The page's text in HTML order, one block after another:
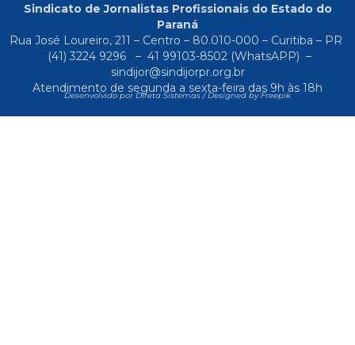
Sindicato de Jornalistas Profissionais do Estado do
Paraná
Rua José Loureiro, 211 – Centro – 80.010-000 – Curitiba – PR
(41) 3224 9296
– 41 99103-8502(WhatsAPP) –
sindijor@sindijorpr.org.br
Atendimento de segunda a sexta-feira das 9h às 18h
Desenvolvido por Direta Sistemas /Designed by Freepik